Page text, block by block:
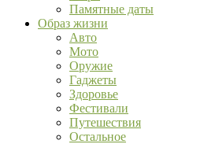
Памятные даты
Образ жизни
Авто
Мото
Оружие
Гаджеты
Здоровье
Фестивали
Путешествия
Остальное